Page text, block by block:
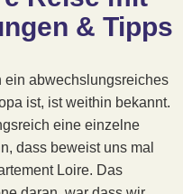
& Tipps
ein abwechslungsreiches
ist, ist weithin bekannt.
eine einzelne
dass beweist uns mal
Loire. Das